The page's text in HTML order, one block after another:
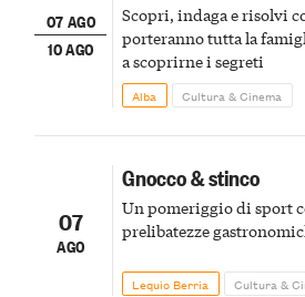
07 AGO
10 AGO
Scopri, indaga e risolvi
porteranno tutta la
a scoprirne i segreti
Alba Cultura & Cinema
07
AGO
Gnocco & stinco
Un pomeriggio di sport
prelibatezze
Lequio Berria Cultura &